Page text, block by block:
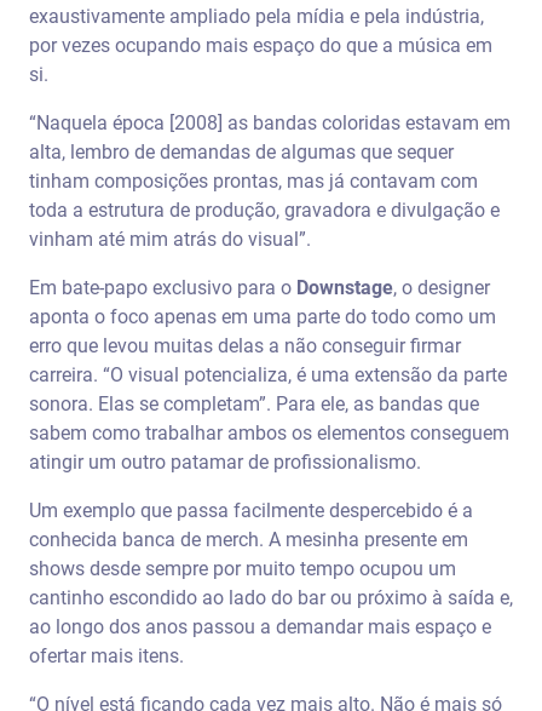
exaustivamente ampliado pela mídia e pela indústria,
por vezes ocupando mais espaço do que a música em
si.
“Naquela época [2008] as bandas coloridas estavam em
alta, lembro de demandas de algumas que sequer
tinham composições prontas, mas já contavam com
toda a estrutura de produção, gravadora e divulgação e
vinham até mim atrás do visual”.
Em bate-papo exclusivo para o Downstage, o designer
aponta o foco apenas em uma parte do todo como um
erro que levou muitas delas a não conseguir firmar
carreira. “O visual potencializa, é uma extensão da parte
sonora. Elas se completam”. Para ele, as bandas que
sabem como trabalhar ambos os elementos conseguem
atingir um outro patamar de profissionalismo.
Um exemplo que passa facilmente despercebido é a
conhecida banca de merch. A mesinha presente em
shows desde sempre por muito tempo ocupou um
cantinho escondido ao lado do bar ou próximo à saída e,
ao longo dos anos passou a demandar mais espaço e
ofertar mais itens.
“O nível está ficando cada vez mais alto. Não é mais só